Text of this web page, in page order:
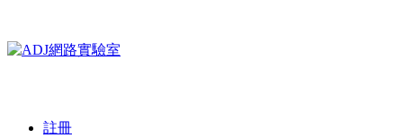
註冊